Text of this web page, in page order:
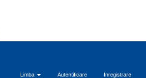
Limba Autentificare Inregistrare